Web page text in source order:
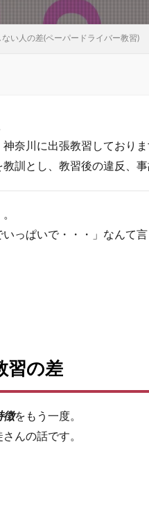
い人の差(ペーパードライバー教習)
奈川に出張教習しておりま
訓とし、教習後の違反、
っぱいで・・・」なんて
習の差
徴をもう一度。
んの話です。